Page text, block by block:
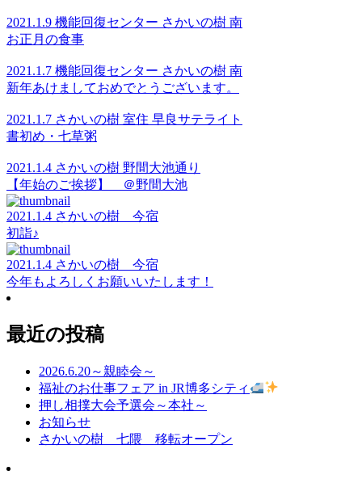
2021.1.9 機能回復センター さかいの樹 南
お正月の食事
2021.1.7 機能回復センター さかいの樹 南
新年あけましておめでとうございます。
2021.1.7 さかいの樹 室住 早良サテライト
書初め・七草粥
2021.1.4 さかいの樹 野間大池通り
【年始のご挨拶】 ＠野間大池
2021.1.4 さかいの樹 今宿
初詣♪
2021.1.4 さかいの樹 今宿
今年もよろしくお願いいたします！
最近の投稿
2026.6.20～親睦会～
福祉のお仕事フェア in JR博多シティ
押し相撲大会予選会～本社～
お知らせ
さかいの樹 七隈 移転オープン